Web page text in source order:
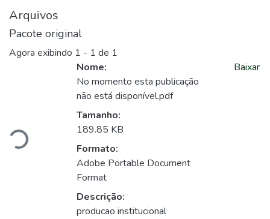
Arquivos
Pacote original
Agora exibindo 1 - 1 de 1
Nome:
No momento esta publicação
não está disponível.pdf
Tamanho:
189.85 KB
Formato:
Adobe Portable Document
Format
Descrição:
producao institucional
Baixar